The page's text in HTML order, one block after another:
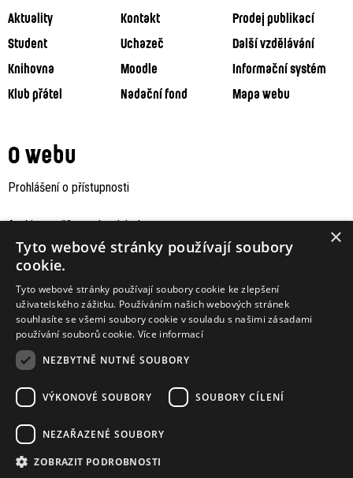
Aktuality Kontakt
Prodej publikací
Student
Uchazeč
Další vzdělávání
Knihovna
Moodle
Informační systém
Klub přátel
Nadační fond Mapa webu
O webu
Prohlášení o přístupnosti
Archiv staršího webu Jaboku
Podporují nás
×
Tyto webové stránky používají soubory
cookie.
Tyto webové stránky používají soubory cookie ke zlepšení
uživatelského zážitku. Používáním našich webových stránek
souhlasíte se všemi soubory cookie v souladu s našimi zásadami
používání souborů cookie. Více informací
NEZBYTNĚ NUTNÉ SOUBORY
VÝKONOVÉ SOUBORY SOUBORY CÍLENÍ
NEZAŘAZENÉ SOUBORY
ZOBRAZIT PODROBNOSTI